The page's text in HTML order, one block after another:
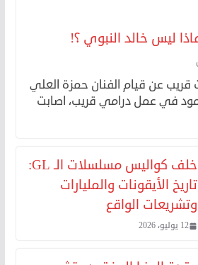
ليس خالد النبوي ؟!
عن قيام الفنان حمزة العلي
في عمل درامي قريب، اصابت
خلف كواليس مسلسلات الـ GL:
تاريخ الأيقونات والمليارات
وتشريعات الواقع
12 يوليو، 2026